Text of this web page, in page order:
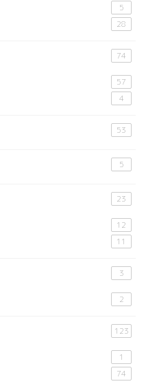
5
28
74
57
4
53
5
23
12
11
3
2
123
1
74